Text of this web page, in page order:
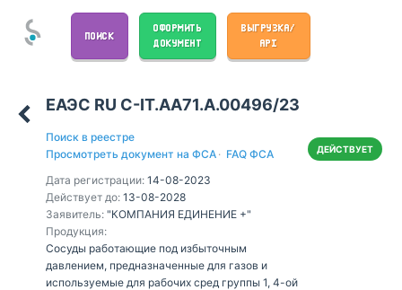
ПОИСК
ОФОРМИТЬ
ДОКУМЕНТ
ВЫГРУЗКА/
API
ЕАЭС RU С-IT.АА71.А.00496/23
Поиск в реестре
Просмотреть документ на ФСА · FAQ ФСА
Дата регистрации: 14-08-2023
Действует до: 13-08-2028
Заявитель: "КОМПАНИЯ ЕДИНЕНИЕ +"
Продукция:
Сосуды работающие под избыточным
давлением, предназначенные для газов и
используемые для рабочих сред группы 1, 4-ой
ДЕЙСТВУЕТ